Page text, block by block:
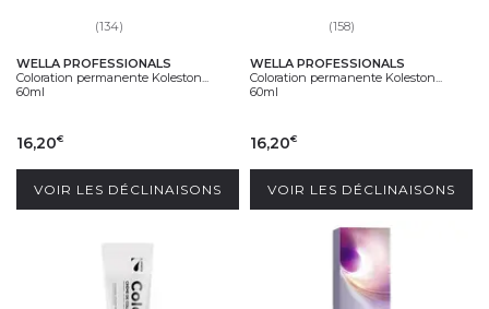
(134)
WELLA PROFESSIONALS
Coloration permanente Koleston...
60ml
16,20€
VOIR LES DÉCLINAISONS
(158)
WELLA PROFESSIONALS
Coloration permanente Koleston...
60ml
16,20€
VOIR LES DÉCLINAISONS